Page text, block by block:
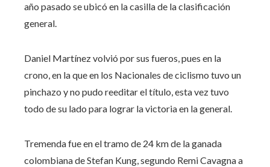
año pasado se ubicó en la casilla de la clasificación
general.
Daniel Martínez volvió por sus fueros, pues en la
crono, en la que en los Nacionales de ciclismo tuvo un
pinchazo y no pudo reeditar el título, esta vez tuvo
todo de su lado para lograr la victoria en la general.
Tremenda fue en el tramo de 24 km de la ganada
colombiana de Stefan Kung, segundo Remi Cavagna a